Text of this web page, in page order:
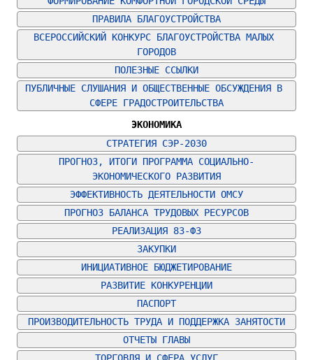
ПРАВИЛА БЛАГОУСТРОЙСТВА
ВСЕРОССИЙСКИЙ КОНКУРС БЛАГОУСТРОЙСТВА МАЛЫХ
ГОРОДОВ
ПОЛЕЗНЫЕ ССЫЛКИ
ПУБЛИЧНЫЕ СЛУШАНИЯ И ОБЩЕСТВЕННЫЕ ОБСУЖДЕНИЯ В
СФЕРЕ ГРАДОСТРОИТЕЛЬСТВА
ЭКОНОМИКА
СТРАТЕГИЯ СЭР-2030
ПРОГНОЗ, ИТОГИ ПРОГРАММА СОЦИАЛЬНО-
ЭКОНОМИЧЕСКОГО РАЗВИТИЯ
ЭФФЕКТИВНОСТЬ ДЕЯТЕЛЬНОСТИ ОМСУ
ПРОГНОЗ БАЛАНСА ТРУДОВЫХ РЕСУРСОВ
РЕАЛИЗАЦИЯ 83-ФЗ
ЗАКУПКИ
ИНИЦИАТИВНОЕ БЮДЖЕТИРОВАНИЕ
РАЗВИТИЕ КОНКУРЕНЦИИ
ПАСПОРТ
ПРОИЗВОДИТЕЛЬНОСТЬ ТРУДА И ПОДДЕРЖКА ЗАНЯТОСТИ
ОТЧЕТЫ ГЛАВЫ